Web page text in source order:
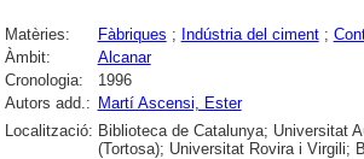
Matèries: Fàbriques ; Indústria del ciment;
Àmbit:
Alcanar
Cronologia:
1996
Autors add.: Martí Ascensi, Ester
Localització: Biblioteca de Catalunya; Universitat
(Tortosa); Universitat Rovira i Virgili;